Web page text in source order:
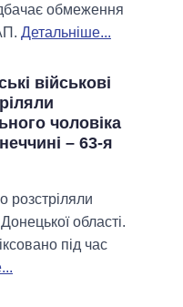
обмеження
Детальніше...
військові
чоловіка
– 63-я
розстріляли
області.
під час